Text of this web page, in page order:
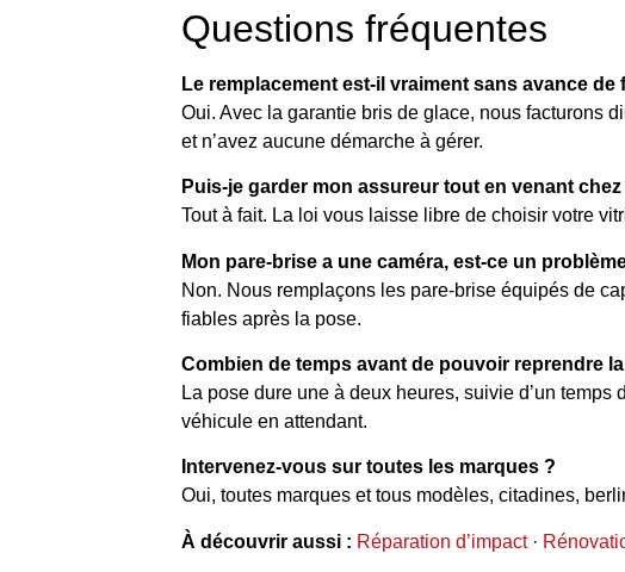
Questions fréquentes
Le remplacement est-il vraiment sans avance de
Oui. Avec la garantie bris de glace, nous facturons
et n’avez aucune démarche à gérer.
Puis-je garder mon assureur tout en venant
Tout à fait. La loi vous laisse libre de choisir votre
Mon pare-brise a une caméra, est-ce un
Non. Nous remplaçons les pare-brise équipés de
fiables après la pose.
Combien de temps avant de pouvoir reprendre
La pose dure une à deux heures, suivie d’un
véhicule en attendant.
Intervenez-vous sur toutes les marques ?
Oui, toutes marques et tous modèles, citadines,
À découvrir aussi : Réparation d’impact·